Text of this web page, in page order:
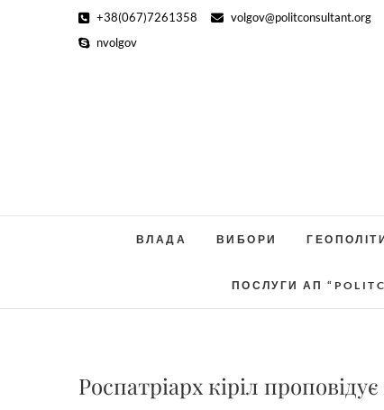
+38(067)7261358
volgov@politconsultant.org
nvolgov
ВЛАДА ВИБОРИ
ПОСЛУГИ АП
Роспатріарх кіріл